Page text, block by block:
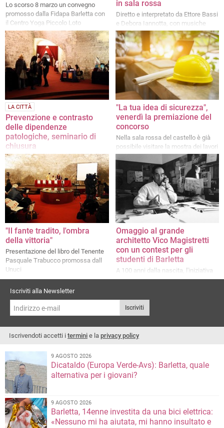
Lo scorso 8 marzo un convegno
promosso dalla Fidapa Barletta con
il Centro Yoga Piccolo Loto
in sala rossa
Diretto e interpretato da Ettore Bassi
e Debora Iannotta, con musiche
originali di Lino Pariota
LA CITTÀ
Prevenzione e contrasto
delle dipendenze
patologiche, seminario di
chiusura
Appuntamento alle 10 nella Sala
Rossa del Castello
"La tua idea di sicurezza",
venerdì la premiazione del
concorso
Nella sala rossa del castello è già
possibile visitare la mostra dei lavori
realizzati dagli studenti
"Il fante tradito, l'ombra
della vittoria"
Presentazione del libro del Tenente
Pasquale Trabucco promossa dall
Unuci
Omaggio al grande
architetto Vico Magistretti
con un contest per gli
studenti di Barletta
A 100 anni dalla nascita, l'iniziativa
di Ordine Architetti Bat, ADI Puglia e
Iscriviti alla Newsletter
Iscriviti
Iscrivendoti accetti i termini e la privacy policy
9 AGOSTO 2026
Dicataldo (Europa Verde-Avs): Barletta, quale
alternativa per i giovani?
9 AGOSTO 2026
Barletta, 14enne investita da una bici elettrica:
«Nessuno mi ha aiutata, mi hanno insultato e